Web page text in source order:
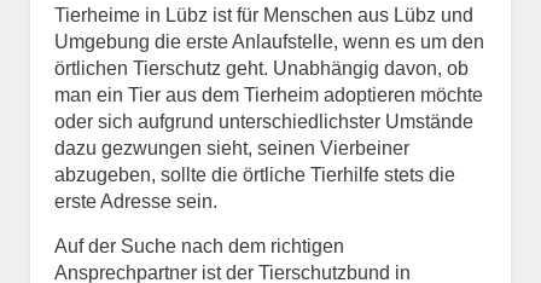
Tierheime in Lübz ist für Menschen aus Lübz und
Umgebung die erste Anlaufstelle, wenn es um den
örtlichen Tierschutz geht. Unabhängig davon, ob
man ein Tier aus dem Tierheim adoptieren möchte
oder sich aufgrund unterschiedlichster Umstände
dazu gezwungen sieht, seinen Vierbeiner
abzugeben, sollte die örtliche Tierhilfe stets die
erste Adresse sein.
Auf der Suche nach dem richtigen
Ansprechpartner ist der Tierschutzbund in